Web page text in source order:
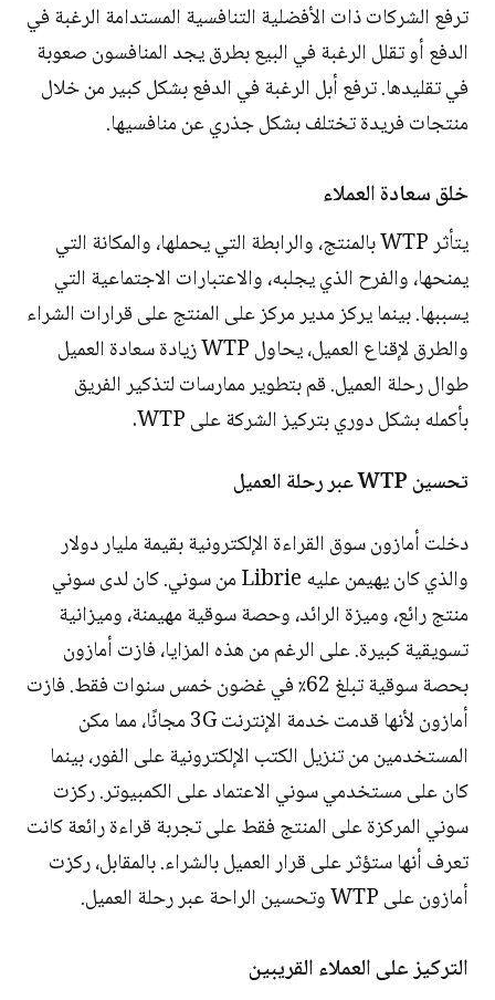
ترفع الشركات ذات الأفضلية التنافسية المستدامة الرغبة في
الدفع أو تقلل الرغبة في البيع بطرق يجد المنافسون صعوبة
في تقليدها. ترفع أبل الرغبة في الدفع بشكل كبير من خلال
منتجات فريدة تختلف بشكل جذري عن منافسيها.
خلق سعادة العملاء
يتأثر WTP بالمنتج، والرابطة التي يحملها، والمكانة التي
يمنحها، والفرح الذي يجلبه، والاعتبارات الاجتماعية التي
يسببها. بينما يركز مدير مركز على المنتج على قرارات الشراء
والطرق لإقناع العميل، يحاول WTP زيادة سعادة العميل
طوال رحلة العميل. قم بتطوير ممارسات لتذكير الفريق
بأكمله بشكل دوري بتركيز الشركة على WTP.
تحسين WTP عبر رحلة العميل
دخلت أمازون سوق القراءة الإلكترونية بقيمة مليار دولار
والذي كان يهيمن عليه Librie من سوني. كان لدى سوني
منتج رائع، وميزة الرائد، وحصة سوقية مهيمنة، وميزانية
تسويقية كبيرة. على الرغم من هذه المزايا، فازت أمازون
بحصة سوقية تبلغ 62٪ في غضون خمس سنوات فقط. فازت
أمازون لأنها قدمت خدمة الإنترنت 3G مجانًا، مما مكن
المستخدمين من تنزيل الكتب الإلكترونية على الفور، بينما
كان على مستخدمي سوني الاعتماد على الكمبيوتر. ركزت
سوني المركزة على المنتج فقط على تجربة قراءة رائعة كانت
تعرف أنها ستؤثر على قرار العميل بالشراء. بالمقابل، ركزت
أمازون على WTP وتحسين الراحة عبر رحلة العميل.
التركيز على العملاء القريبين